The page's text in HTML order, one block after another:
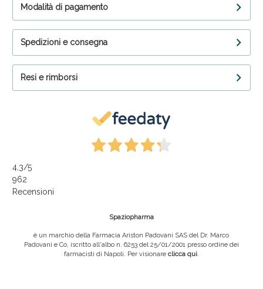
Modalità di pagamento
Spedizioni e consegna
Resi e rimborsi
4,3/5
962
Recensioni
Spaziopharma
è un marchio della Farmacia Ariston Padovani SAS del Dr. Marco
Padovani e Co, iscritto all'albo n. 6253 del 25/01/2001 presso ordine dei
farmacisti di Napoli. Per visionare clicca qui.